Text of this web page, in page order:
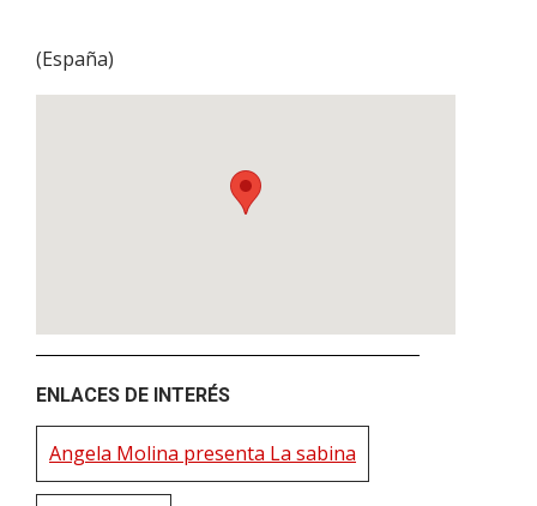
(España)
ENLACES DE INTERÉS
Angela Molina presenta La sabina